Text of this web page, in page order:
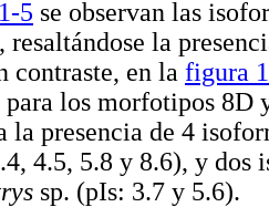
5 se observan las
la
contraste, en la figura
para los morfotipos 8D
la presencia de 4
4.5, 5.8 y 8.6), y dos
sp. (pIs: 3.7 y 5.6).